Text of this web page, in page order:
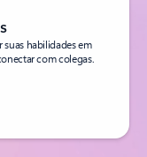
suas habilidades em
com colegas.